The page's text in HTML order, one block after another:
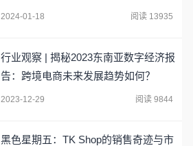
2024-01-18 阅读 13935
行业观察 | 揭秘2023东南亚数字经济报
告：跨境电商未来发展趋势如何？
2023-12-29 阅读 9844
黑色星期五：TK Shop的销售奇迹与市